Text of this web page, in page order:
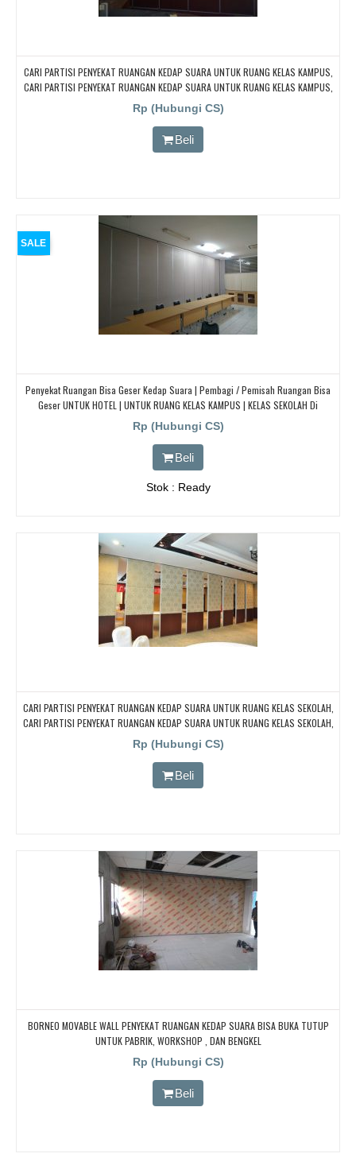
CARI PARTISI PENYEKAT RUANGAN KEDAP SUARA UNTUK RUANG KELAS KAMPUS,
CARI PARTISI PENYEKAT RUANGAN KEDAP SUARA UNTUK RUANG KELAS KAMPUS,
CARI PARTISI PENYEKAT RUANGAN KEDAP SUARA UNTUK RUANG KELAS KAMPUS,
CARI PARTISI PENYEKAT RUANGAN KEDAP SUARA UNTUK RUANG KELAS KAMPUS,
CARI PARTISI PENYEKAT RUANGAN KEDAP SUARA UNTUK RUANG KELAS KAMPUS
Rp (Hubungi CS)
Beli
SALE
Penyekat Ruangan Bisa Geser Kedap Suara | Pembagi / Pemisah Ruangan Bisa
Geser UNTUK HOTEL | UNTUK RUANG KELAS KAMPUS | KELAS SEKOLAH Di
BANDUNG, JAKARTA, BEKASI, TANGERANG
Rp (Hubungi CS)
Beli
Stok : Ready
CARI PARTISI PENYEKAT RUANGAN KEDAP SUARA UNTUK RUANG KELAS SEKOLAH,
CARI PARTISI PENYEKAT RUANGAN KEDAP SUARA UNTUK RUANG KELAS SEKOLAH,
CARI PARTISI PENYEKAT RUANGAN KEDAP SUARA UNTUK RUANG KELAS SEKOLAH,
CARI PARTISI PENYEKAT RUANGAN KEDAP SUARA UNTUK RUANG KELAS SEKOLAH
Rp (Hubungi CS)
Beli
BORNEO MOVABLE WALL PENYEKAT RUANGAN KEDAP SUARA BISA BUKA TUTUP
UNTUK PABRIK, WORKSHOP , DAN BENGKEL
Rp (Hubungi CS)
Beli